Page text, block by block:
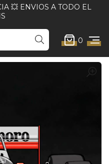
💥 ENVIOS A TODO EL
0